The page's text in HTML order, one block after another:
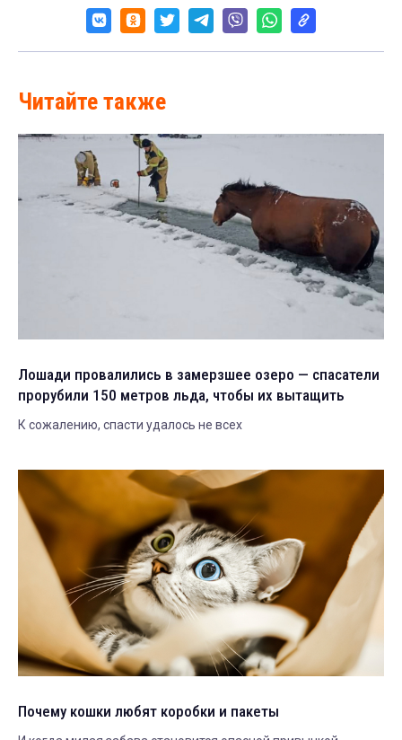
Читайте также
Лошади провалились в замерзшее озеро — спасатели
прорубили 150 метров льда, чтобы их вытащить
К сожалению, спасти удалось не всех
Почему кошки любят коробки и пакеты